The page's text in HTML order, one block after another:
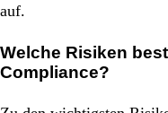
auf.
Welche Risiken
Compliance?